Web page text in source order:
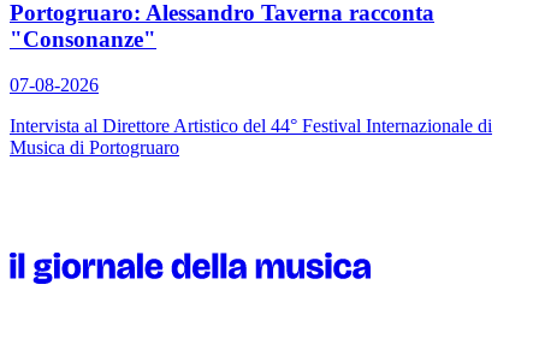
Portogruaro: Alessandro Taverna racconta
"Consonanze"
07-08-2026
Intervista al Direttore Artistico del 44° Festival Internazionale di
Musica di Portogruaro